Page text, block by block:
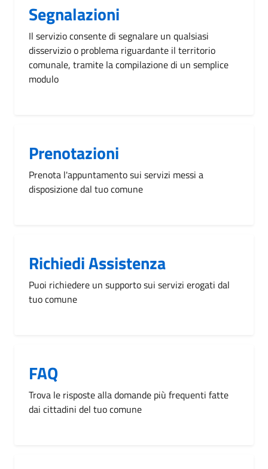
Segnalazioni
Il servizio consente di segnalare un qualsiasi
disservizio o problema riguardante il territorio
comunale, tramite la compilazione di un semplice
modulo
Prenotazioni
Prenota l'appuntamento sui servizi messi a
disposizione dal tuo comune
Richiedi Assistenza
Puoi richiedere un supporto sui servizi erogati dal
tuo comune
FAQ
Trova le risposte alla domande più frequenti fatte
dai cittadini del tuo comune